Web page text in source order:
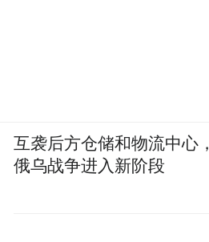
互袭后方仓储和物流中心，
俄乌战争进入新阶段